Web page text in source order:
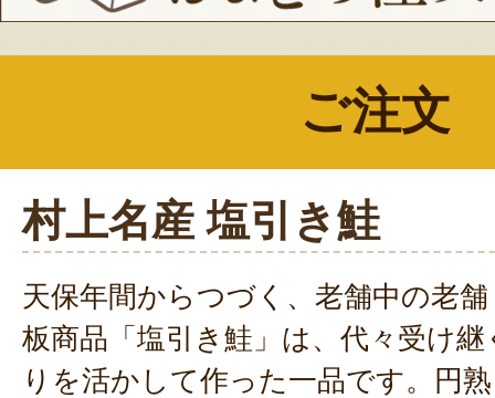
ご注文
村上名産 塩引き鮭
天保年間からつづく、老舗中の老
板商品「塩引き鮭」は、代々受け
りを活かして作った一品です。円